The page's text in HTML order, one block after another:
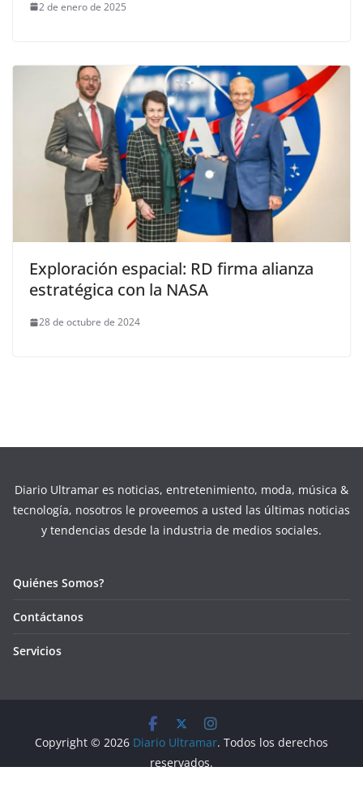
2 de enero de 2025
Exploración espacial: RD firma alianza
estratégica con la NASA
28 de octubre de 2024
Diario Ultramar es noticias, entretenimiento, moda, música &
tecnología, nosotros le proveemos a usted las últimas noticias
y tendencias desde la industria de medios sociales.
Quiénes Somos?
Contáctanos
Servicios
Copyright © 2026 Diario Ultramar. Todos los derechos
reservados.